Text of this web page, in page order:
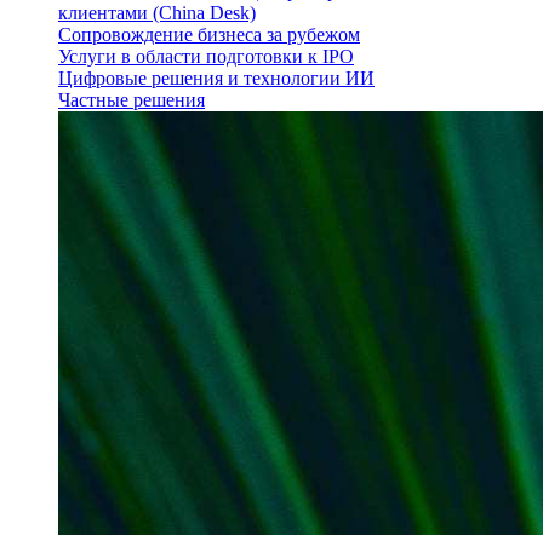
клиентами (China Desk)
Сопровождение бизнеса за рубежом
Услуги в области подготовки к IPO
Цифровые решения и технологии ИИ
Частные решения